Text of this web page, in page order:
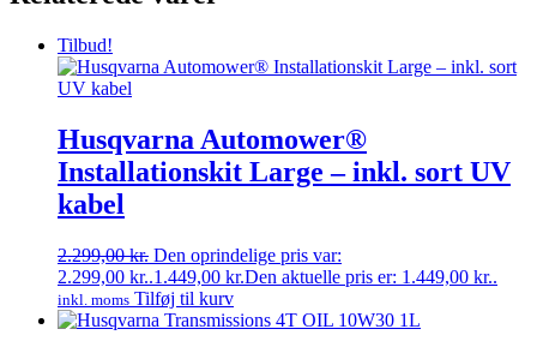
Tilbud!
Husqvarna Automower®
Installationskit Large – inkl. sort UV
kabel
2.299,00kr. Den oprindelige pris var:
2.299,00 kr..1.449,00 kr.Den aktuelle pris er: 1.449,00 kr..
inkl. moms Tilføj til kurv